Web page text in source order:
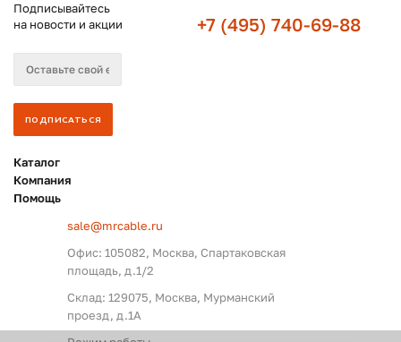
Подписывайтесь
на новости и акции
+7 (495) 740-69-88
Каталог
Компания
Помощь
sale@mrcable.ru
Офис: 105082, Москва, Спартаковская
площадь, д.1/2
Склад: 129075, Москва, Мурманский
проезд, д.1А